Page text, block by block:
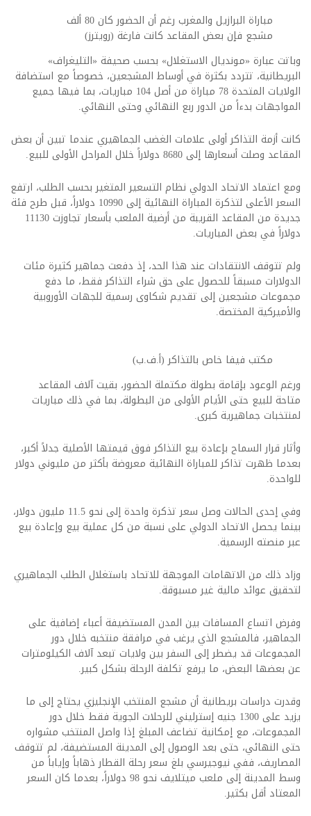
مباراة البرازيل والمغرب رغم أن الحضور كان 80 ألف
مشجع فإن بعض المقاعد كانت فارغة (رويترز)
وباتت عبارة «مونديال الاستغلال» بحسب صحيفة «التليغراف»
البريطانية، تتردد بكثرة في أوساط المشجعين، خصوصاً مع استضافة
الولايات المتحدة 78 مباراة من أصل 104 مباريات، بما فيها جميع
المواجهات بدءاً من الدور ربع النهائي وحتى النهائي.
كانت أزمة التذاكر أولى علامات الغضب الجماهيري عندما تبين أن بعض
المقاعد وصلت أسعارها إلى 8680 دولاراً خلال المراحل الأولى للبيع.
ومع اعتماد الاتحاد الدولي نظام التسعير المتغير بحسب الطلب، ارتفع
السعر الأعلى لتذكرة المباراة النهائية إلى 10990 دولاراً، قبل طرح فئة
جديدة من المقاعد القريبة من أرضية الملعب بأسعار تجاوزت 11130
دولاراً في بعض المباريات.
ولم تتوقف الانتقادات عند هذا الحد، إذ دفعت جماهير كثيرة مئات
الدولارات مسبقاً للحصول على حق شراء التذاكر فقط، ما دفع
مجموعات مشجعين إلى تقديم شكاوى رسمية للجهات الأوروبية
والأميركية المختصة.
مكتب فيفا خاص بالتذاكر (أ.ف.ب)
ورغم الوعود بإقامة بطولة مكتملة الحضور، بقيت آلاف المقاعد
متاحة للبيع حتى الأيام الأولى من البطولة، بما في ذلك مباريات
لمنتخبات جماهيرية كبرى.
وأثار قرار السماح بإعادة بيع التذاكر فوق قيمتها الأصلية جدلاً أكبر،
بعدما ظهرت تذاكر للمباراة النهائية معروضة بأكثر من مليوني دولار
للواحدة.
وفي إحدى الحالات وصل سعر تذكرة واحدة إلى نحو 11.5 مليون دولار،
بينما يحصل الاتحاد الدولي على نسبة من كل عملية بيع وإعادة بيع
عبر منصته الرسمية.
وزاد ذلك من الاتهامات الموجهة للاتحاد باستغلال الطلب الجماهيري
لتحقيق عوائد مالية غير مسبوقة.
وفرض اتساع المسافات بين المدن المستضيفة أعباء إضافية على
الجماهير، فالمشجع الذي يرغب في مرافقة منتخبه خلال دور
المجموعات قد يضطر إلى السفر بين ولايات تبعد آلاف الكيلومترات
عن بعضها البعض، ما يرفع تكلفة الرحلة بشكل كبير.
وقدرت دراسات بريطانية أن مشجع المنتخب الإنجليزي يحتاج إلى ما
يزيد على 1300 جنيه إسترليني للرحلات الجوية فقط خلال دور
المجموعات، مع إمكانية تضاعف المبلغ إذا واصل المنتخب مشواره
حتى النهائي، حتى بعد الوصول إلى المدينة المستضيفة، لم تتوقف
المصاريف، ففي نيوجيرسي بلغ سعر رحلة القطار ذهاباً وإياباً من
وسط المدينة إلى ملعب ميتلايف نحو 98 دولاراً، بعدما كان السعر
المعتاد أقل بكثير.